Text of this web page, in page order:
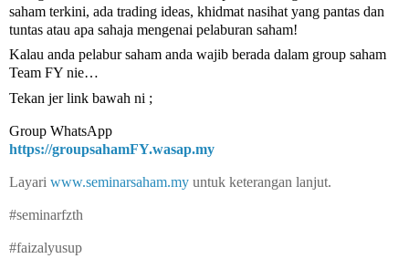
saham terkini, ada trading ideas, khidmat nasihat yang pantas dan
tuntas atau apa sahaja mengenai pelaburan saham!
Kalau anda pelabur saham anda wajib berada dalam group saham
Team FY nie…
Tekan jer link bawah ni ;
Group WhatsApp
https://groupsahamFY.wasap.my
Layari www.seminarsaham.my untuk keterangan lanjut.
#seminarfzth
#faizalyusup